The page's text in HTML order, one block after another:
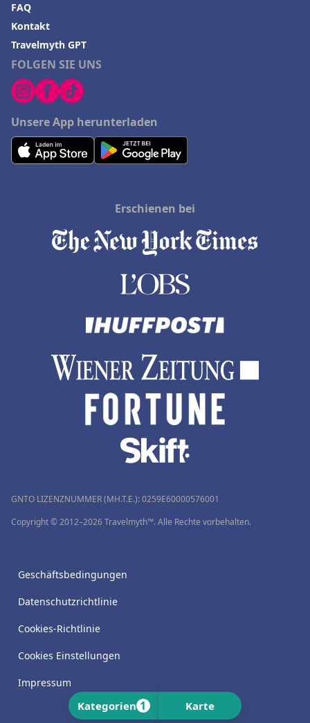
Kategorien 1 Karte
FOLGEN SIE UNS
Unsere App herunterladen
FAQ
Kontakt
Travelmyth GPT
Erschienen bei
GNTO LIZENZNUMMER (MH.T.E.): 0259Ε60000576001
Copyright © 2012–2026 Travelmyth™. Alle Rechte vorbehalten.
Geschäftsbedingungen
Datenschutzrichtlinie
Cookies-Richtlinie
Cookies Einstellungen
Impressum